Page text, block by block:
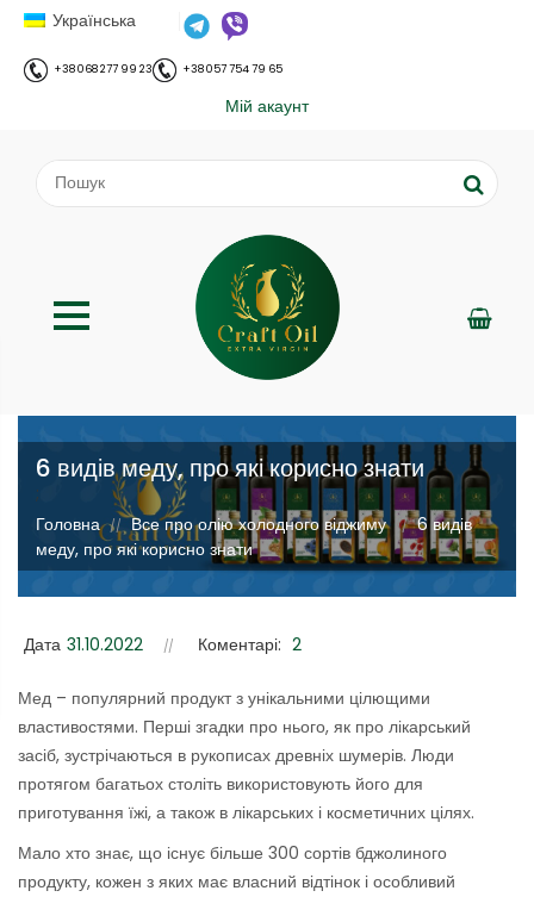
Українська
+38 068 277 99 23 +38 057 754 79 65
Мій акаунт
6 видів меду, про які корисно знати
;
Головна // Все про олію холодного віджиму // 6 видів
меду, про які корисно знати
Дата 31.10.2022 Коментарі: 2
Мед – популярний продукт з унікальними цілющими
властивостями. Перші згадки про нього, як про лікарський
засіб, зустрічаються в рукописах древніх шумерів. Люди
протягом багатьох століть використовують його для
приготування їжі, а також в лікарських і косметичних цілях.
Мало хто знає, що існує більше 300 сортів бджолиного
продукту, кожен з яких має власний відтінок і особливий